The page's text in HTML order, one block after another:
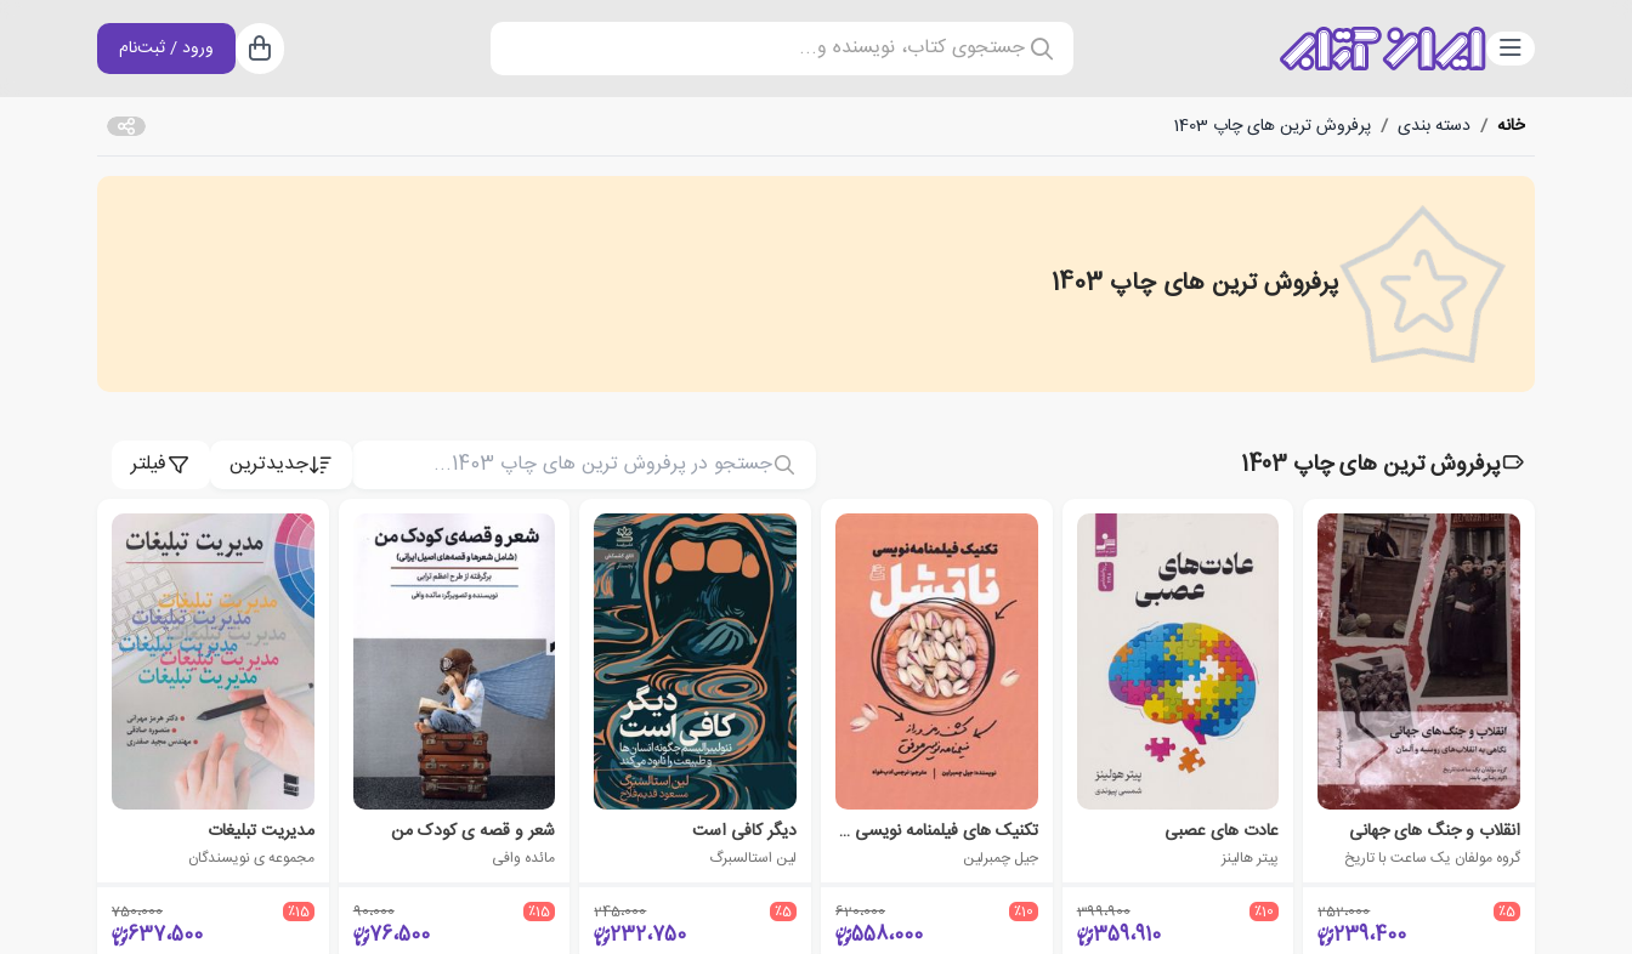
دسته‌بندی جستجوی کتاب، نویسنده و... سبد خرید
ورود / ثبت‌نام
خانه / دسته بندی / پرفروش ترین های چاپ 1403
پرفروش ترین های چاپ 1403
1291-the-best-selling-1403
پرفروش ترین های چاپ 1403 جدیدترین فیلتر
انقلاب و جنگ های جهانی
گروه مولفان یک ساعت با تاریخ
٪5 252،000
239،400
عادت های عصبی
پیتر هالینز
٪10 399،900
359،910
تکنیک های فیلمنامه نویسی ناتشل
جیل چمبرلین
٪10 620،000
558،000
دیگر کافی است
لین استالسبرگ
٪5 245،000
232،750
شعر و قصه ی کودک من
مائده وافی
٪15 90،000
76،500
مدیریت تبلیغات
مجموعه ی نویسندگان
٪15 750،000
637،500